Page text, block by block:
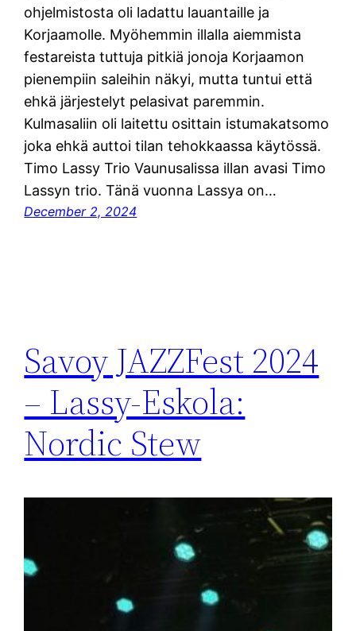
ohjelmistosta oli ladattu lauantaille ja
Korjaamolle. Myöhemmin illalla aiemmista
festareista tuttuja pitkiä jonoja Korjaamon
pienempiin saleihin näkyi, mutta tuntui että
ehkä järjestelyt pelasivat paremmin.
Kulmasaliin oli laitettu osittain istumakatsomo
joka ehkä auttoi tilan tehokkaassa käytössä.
Timo Lassy Trio Vaunusalissa illan avasi Timo
Lassyn trio. Tänä vuonna Lassya on…
December 2, 2024
Savoy JAZZFest 2024
– Lassy-Eskola:
Nordic Stew